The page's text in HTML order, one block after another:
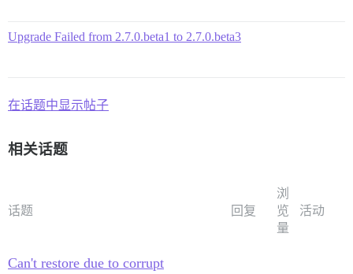
Upgrade Failed from 2.7.0.beta1 to 2.7.0.beta3
在话题中显示帖子
相关话题
话题 回复
浏
览
量
活动
Can't restore due to corrupt